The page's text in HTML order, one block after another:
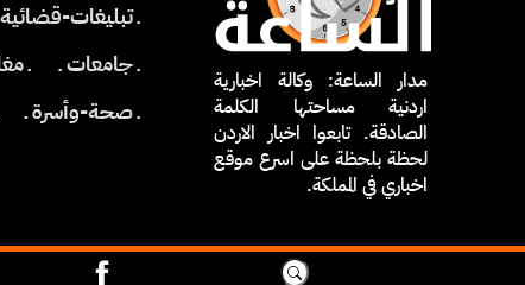
مدار الساعة: وكالة اخبارية
اردنية مساحتها الكلمة
الصادقة. تابعوا اخبار الاردن
لحظة بلحظة على اسرع موقع
اخباري في المملكة.
ـ تبليغات-قضائية
ـ جامعات ـ
ـ
ـ صحة-وأسرة ـ